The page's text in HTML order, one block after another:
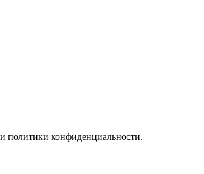
политики конфиденциальности.